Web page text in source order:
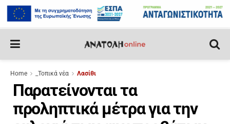
Home _Τοπικά νέα Λασίθι
Παρατείνονται τα
προληπτικά μέτρα για την